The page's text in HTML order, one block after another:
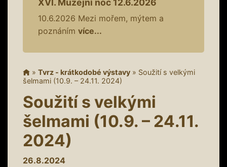
XVI. Muzejní noc 12.6.2026
10.6.2026 Mezi mořem, mýtem a
poznáním více...
» Tvrz - krátkodobé výstavy » Soužití s velkými
šelmami (10.9. – 24.11. 2024)
Soužití s velkými
šelmami (10.9. – 24.11.
2024)
26.8.2024